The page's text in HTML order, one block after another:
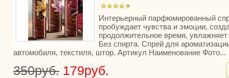
Интерьерный парфюмированный
пробуждает чувства и эмоции,
продолжительное время,
Без спирта. Спрей для
автомобиля, текстиля, штор. Артикул Наименование Фото...
350руб. 179руб.